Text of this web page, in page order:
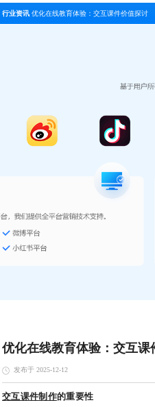
行业资讯 优化在线教育体验：交互课件价值探讨
优化在线教育体验：交互课
发布于 2025-12-12
交互课件制作的重要性